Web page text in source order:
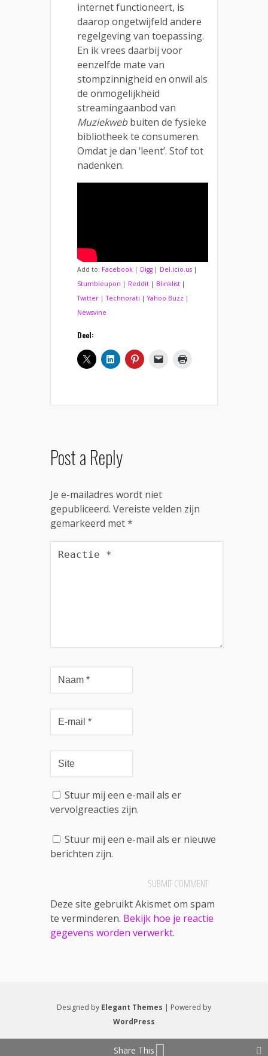
internet functioneert, is
daarop ongetwijfeld andere
regelgeving van toepassing.
En ik vrees daarbij voor
eenzelfde mate van
stompzinnigheid en onwil als
de onmogelijkheid
streamingaanbod van
Muziekwebbuiten de fysieke
bibliotheek te consumeren.
Omdat je dan ‘leent’. Stof tot
nadenken.
Add to: Facebook | Digg | Del.icio.us |
Stumbleupon | Reddit | Blinklist |
Twitter |Technorati |Yahoo Buzz |
Newsvine
Deel:
Post a Reply
Je e-mailadres wordt niet
gepubliceerd. Vereiste velden zijn
gemarkeerd met*
Stuur mij een e-mail als er
vervolgreacties zijn.
Stuur mij een e-mail als er nieuwe
berichten zijn.
Deze site gebruikt Akismet om spam
te verminderen. Bekijk hoe je reactie
gegevens worden verwerkt.
Designed by Elegant Themes | Powered by
WordPress
Share This